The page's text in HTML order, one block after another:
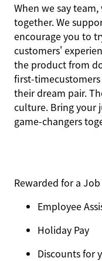
When we say
together. We
encourage you to
customers'
the product from
first-time
their dream pair.
culture. Bring your
game-changers
Rewarded for a
Employee
Holiday Pay
Discounts for